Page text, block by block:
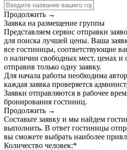
Продолжить →
Заявка на размещение группы
Представляем сервис отправки
для поиска лучшей цены. Ваша
все гостиницы, соответствующие
о наличии свободных мест, ценах и
отправив только одну заявку.
Для начала работы необходима
каждая заявка проверяется
Заявки отправляются в рабочее
бронирования гостиниц.
Продолжить →
Составьте заявку и мы найдем
выполнить. В ответ гостиницы
вы сможете выбрать наиболее
Количество человек:*